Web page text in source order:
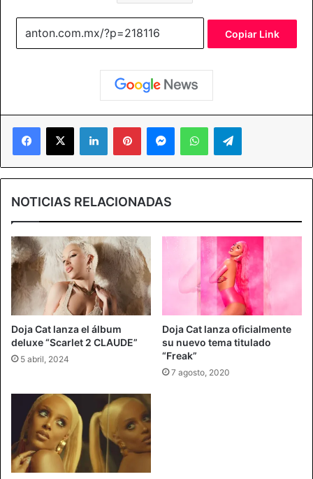
Copiar Link
Facebook
X LinkedInPinterestMessengerWhatsAppTelegram
NOTICIAS RELACIONADAS
Doja Cat lanza el álbum
deluxe “Scarlet 2 CLAUDE”
5 abril, 2024
Doja Cat lanza oficialmente
su nuevo tema titulado
“Freak”
7 agosto, 2020